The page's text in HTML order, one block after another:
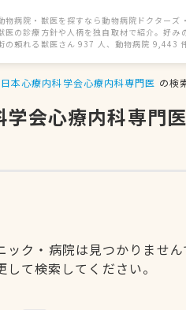
物病院・獣医を探すなら動物病院ドクターズ
医の診療方針や人柄を独自取材で紹介。好み
の頼れる獣医さん 937 人、動物病院 9,443
日本心療内科学会心療内科専門医 の検
会心療内科専門
ク・病院は見つかりません
て検索してください。